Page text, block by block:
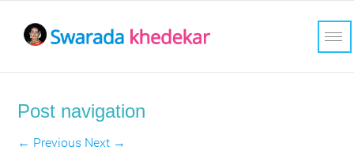
Post navigation
← Previous Next →